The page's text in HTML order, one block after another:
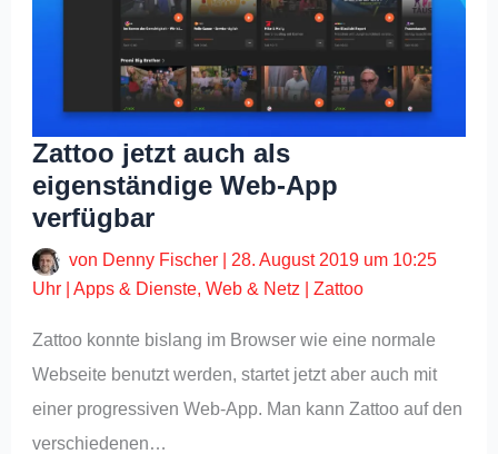
Zattoo jetzt auch als
eigenständige Web-App
verfügbar
von Denny Fischer |28. August 2019 um 10:25
Uhr |Apps & Dienste,Web & Netz |Zattoo
Zattoo konnte bislang im Browser wie eine normale
Webseite benutzt werden, startet jetzt aber auch mit
einer progressiven Web-App. Man kann Zattoo auf den
verschiedenen…